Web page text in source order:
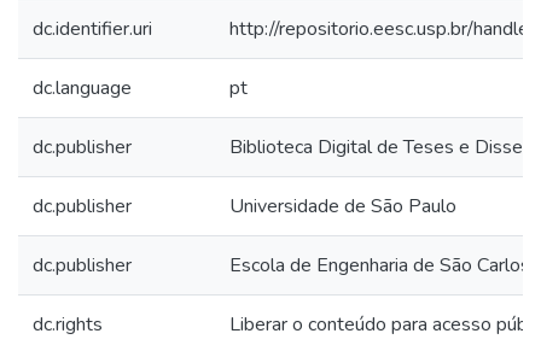
dc.identifier.uri http://repositorio.eesc.usp.br/
dc.language pt
dc.publisher Biblioteca Digital de Teses e
dc.publisher Universidade de São Paulo
dc.publisher Escola de Engenharia de São Carlos
dc.rights Liberar o conteúdo para acesso